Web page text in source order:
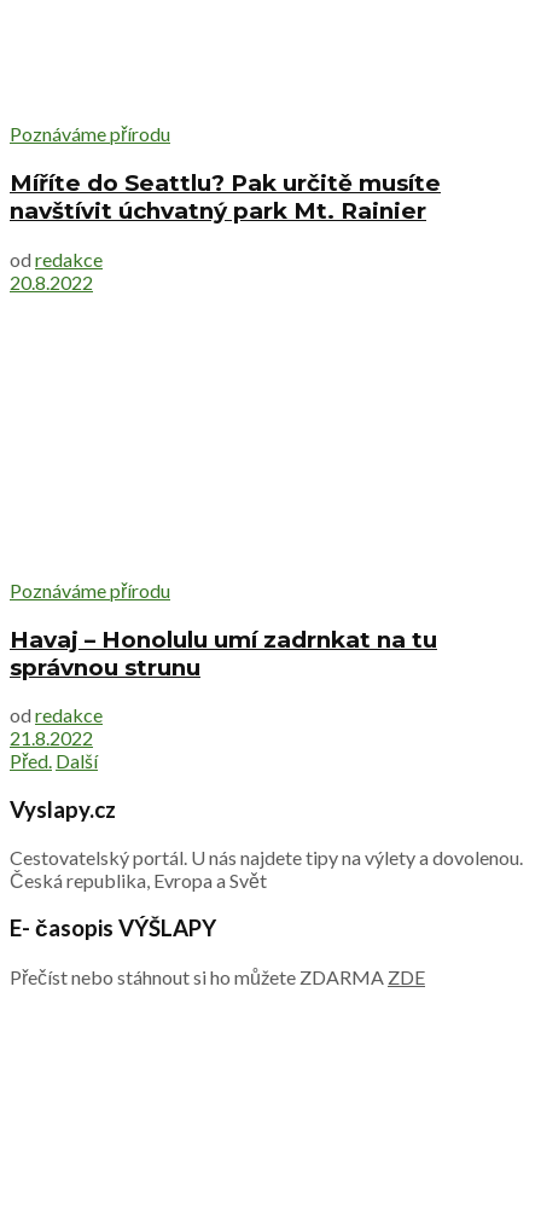
Poznáváme přírodu
Míříte do Seattlu? Pak určitě musíte
navštívit úchvatný park Mt. Rainier
od redakce
20.8.2022
Poznáváme přírodu
Havaj – Honolulu umí zadrnkat na tu
správnou strunu
od redakce
21.8.2022
Před. Další
Vyslapy.cz
Cestovatelský portál. U nás najdete tipy na výlety a dovolenou.
Česká republika, Evropa a Svět
E- časopis VÝŠLAPY
Přečíst nebo stáhnout si ho můžete ZDARMA ZDE